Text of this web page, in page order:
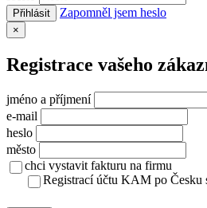
Přihlásit Zapomněl jsem heslo
×
Registrace vašeho
jméno a příjmení
e-mail
heslo
město
chci vystavit fakturu na firmu
Registrací účtu KAM po Česku